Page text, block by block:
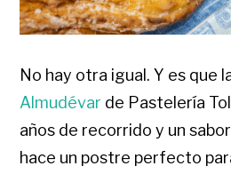
No hay otra igual. Y es que
Almudévar de Pastelería
años de recorrido y un
hace un postre perfecto